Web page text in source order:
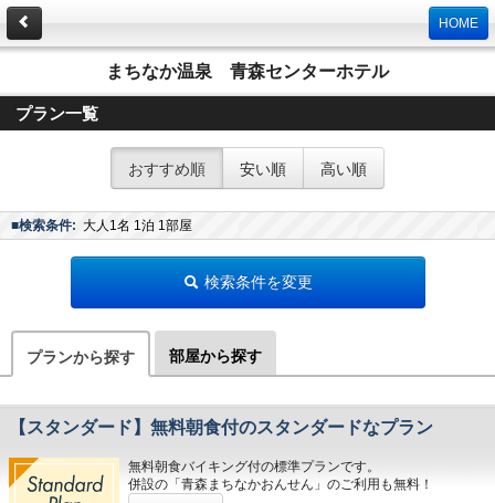
HOME
まちなか温泉 青森センターホテル
プラン一覧
おすすめ順 安い順 高い順
■検索条件: 大人1名 1泊 1部屋
検索条件を変更
プランから探す 部屋から探す
【スタンダード】無料朝食付のスタンダードなプラン
無料朝食バイキング付の標準プランです。
併設の「青森まちなかおんせん」のご利用も無料！